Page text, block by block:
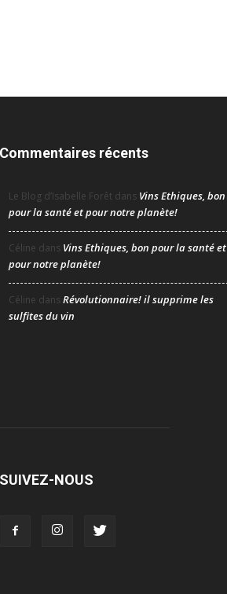
Commentaires récents
Le Blog d’Isabelle Forêt dans Vins Ethiques, bon
pour la santé et pour notre planète!
Céline dans Vins Ethiques, bon pour la santé et
pour notre planète!
Céline dansRévolutionnaire! il supprime les
sulfites du vin
SUIVEZ-NOUS